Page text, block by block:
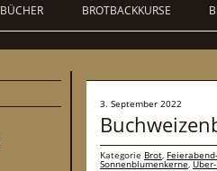
BÜCHER BROTBACKKURSE
3. September 2022
Kategorie Brot,
Sonnenblumenkerne,